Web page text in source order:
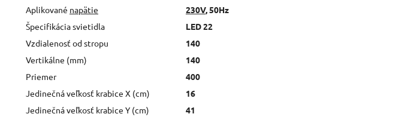
Aplikované napätie 230V, 50Hz
Špecifikácia svietidla
LED 22
Vzdialenosť od stropu
140
Vertikálne (mm)
140
Priemer
400
Jedinečná veľkosť krabice X (cm)
16
Jedinečná veľkosť krabice Y (cm)
41